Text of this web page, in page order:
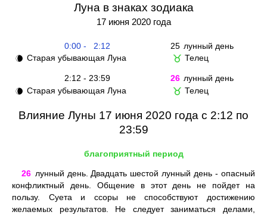
Луна в знаках зодиака
17 июня 2020 года
0:00 - 2:12 25 лунный день
🌘 Старая убывающая Луна ♉ Телец
2:12 - 23:59 26 лунный день
🌘 Старая убывающая Луна ♉ Телец
Влияние Луны 17 июня 2020 года с 2:12 по
23:59
благоприятный период
26 лунный день. Двадцать шестой лунный день - опасный
конфликтный день. Общение в этот день не пойдет на
пользу. Суета и ссоры не способствуют достижению
желаемых результатов. Не следует заниматься делами,